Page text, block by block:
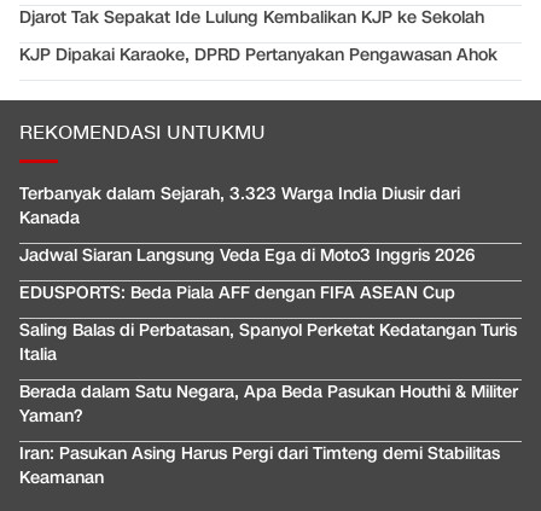
Djarot Tak Sepakat Ide Lulung Kembalikan KJP ke Sekolah
KJP Dipakai Karaoke, DPRD Pertanyakan Pengawasan Ahok
REKOMENDASI UNTUKMU
Terbanyak dalam Sejarah, 3.323 Warga India Diusir dari
Kanada
Jadwal Siaran Langsung Veda Ega di Moto3 Inggris 2026
EDUSPORTS: Beda Piala AFF dengan FIFA ASEAN Cup
Saling Balas di Perbatasan, Spanyol Perketat Kedatangan Turis
Italia
Berada dalam Satu Negara, Apa Beda Pasukan Houthi & Militer
Yaman?
Iran: Pasukan Asing Harus Pergi dari Timteng demi Stabilitas
Keamanan